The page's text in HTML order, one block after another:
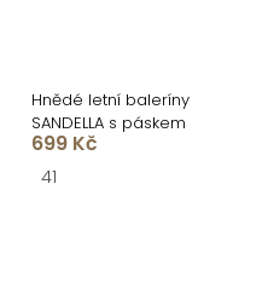
Hnědé letní baleríny
SANDELLA s páskem
699 Kč
41